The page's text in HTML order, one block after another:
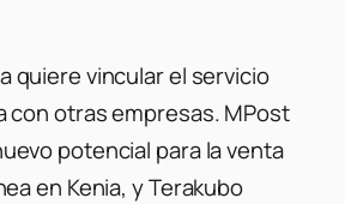
quiere vincular el servicio
con otras empresas. MPost
potencial para la venta
en Kenia, y Terakubo